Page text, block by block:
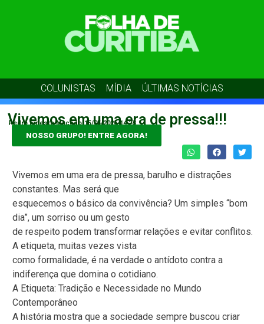
COLUNISTAS MÍDIA ÚLTIMAS NOTÍCIAS
Vivemos em uma era de pressa!!!
Pedro Ernesto Macedo 15/05/2026 14:28
NOSSO GRUPO! ENTRE AGORA!
Vivemos em uma era de pressa, barulho e distrações
constantes. Mas será que
esquecemos o básico da convivência? Um simples “bom
dia”, um sorriso ou um gesto
de respeito podem transformar relações e evitar conflitos.
A etiqueta, muitas vezes vista
como formalidade, é na verdade o antídoto contra a
indiferença que domina o cotidiano.
A Etiqueta: Tradição e Necessidade no Mundo
Contemporâneo
A história mostra que a sociedade sempre buscou criar